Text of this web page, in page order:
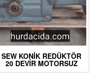
SEW KONIK REDÜKTÖR
20 DEVIR MOTORSUZ